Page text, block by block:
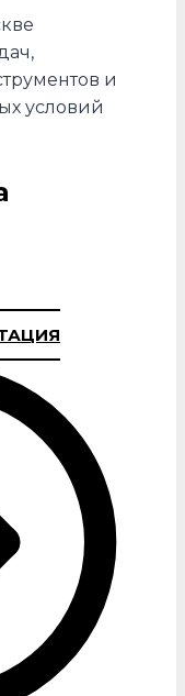
и
условий